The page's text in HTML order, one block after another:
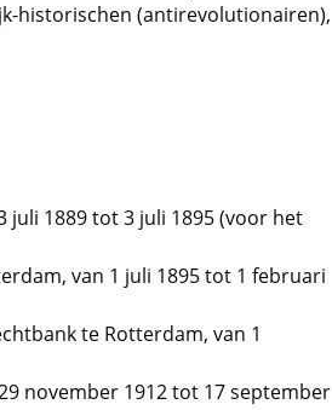
historischen (antirevolutionairen),
juli 1889 tot 3 juli 1895 (voor het
van 1 juli 1895 tot 1 februari
te Rotterdam, van 1
november 1912 tot 17 september